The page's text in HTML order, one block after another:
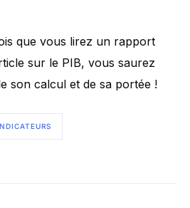
que vous lirez un rapport
sur le PIB, vous saurez
son calcul et de sa portée !